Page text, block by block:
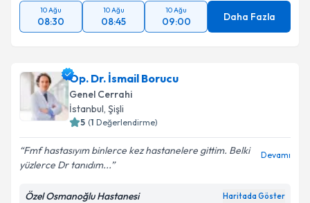
10 Ağu
08:30
10 Ağu
08:45
10 Ağu
09:00 Daha Fazla
Op. Dr. İsmail Borucu
Genel Cerrahi
İstanbul, Şişli
5 (1 Değerlendirme)
Fmf hastasıyım binlerce kez hastanelere gittim. Belki
yüzlerce Dr tanıdım...
Devamı
Özel Osmanoğlu Hastanesi Haritada Göster